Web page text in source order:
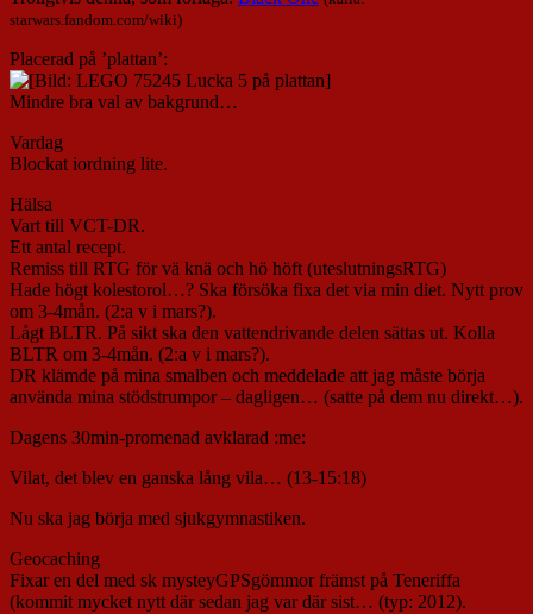
starwars.fandom.com/wiki)
Placerad på ’plattan’:
Mindre bra val av bakgrund…
Vardag
Blockat iordning lite.
Hälsa
Vart till VCT-DR.
Ett antal recept.
Remiss till RTG för vä knä och hö höft (uteslutningsRTG)
Hade högt kolestorol…? Ska försöka fixa det via min diet. Nytt prov
om 3-4mån. (2:a v i mars?).
Lågt BLTR. På sikt ska den vattendrivande delen sättas ut. Kolla
BLTR om 3-4mån. (2:a v i mars?).
DR klämde på mina smalben och meddelade att jag måste börja
använda mina stödstrumpor – dagligen… (satte på dem nu direkt…).
Dagens 30min-promenad avklarad :me:
Vilat, det blev en ganska lång vila… (13-15:18)
Nu ska jag börja med sjukgymnastiken.
Geocaching
Fixar en del med sk mysteyGPSgömmor främst på Teneriffa
(kommit mycket nytt där sedan jag var där sist… (typ: 2012).